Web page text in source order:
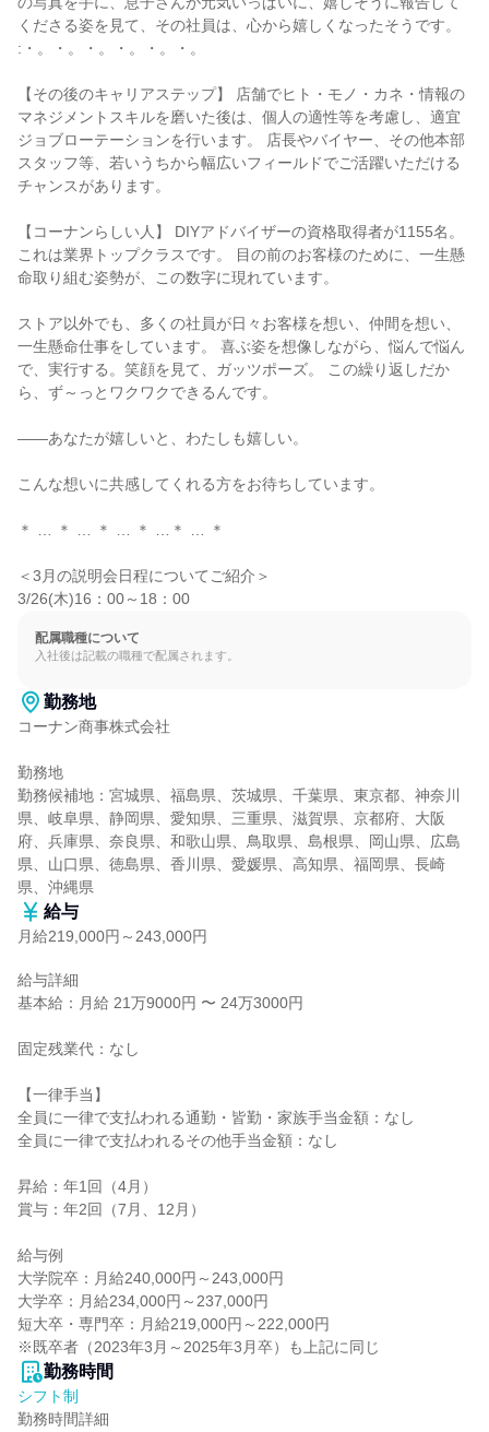
くださる姿を見て、その社員は、心から嬉しくなったそうです。
:・。・。・。・。・。・。
【その後のキャリアステップ】 店舗でヒト・モノ・カネ・情報の
マネジメントスキルを磨いた後は、個人の適性等を考慮し、適宜
ジョブローテーションを行います。 店長やバイヤー、その他本部
スタッフ等、若いうちから幅広いフィールドでご活躍いただける
チャンスがあります。
【コーナンらしい人】 DIYアドバイザーの資格取得者が1155名。
これは業界トップクラスです。 目の前のお客様のために、一生懸
命取り組む姿勢が、この数字に現れています。
ストア以外でも、多くの社員が日々お客様を想い、仲間を想い、
一生懸命仕事をしています。 喜ぶ姿を想像しながら、悩んで悩ん
で、実行する。笑顔を見て、ガッツポーズ。 この繰り返しだか
ら、ず～っとワクワクできるんです。
――あなたが嬉しいと、わたしも嬉しい。
こんな想いに共感してくれる方をお待ちしています。
＊ … ＊ … ＊ … ＊ …＊ … ＊
＜3月の説明会日程についてご紹介＞
3/26(木)16：00～18：00
配属職種について
入社後は記載の職種で配属されます。
勤務地
コーナン商事株式会社
勤務地
勤務候補地：宮城県、福島県、茨城県、千葉県、東京都、神奈川
県、岐阜県、静岡県、愛知県、三重県、滋賀県、京都府、大阪
府、兵庫県、奈良県、和歌山県、鳥取県、島根県、岡山県、広島
県、山口県、徳島県、香川県、愛媛県、高知県、福岡県、長崎
県、沖縄県
給与
月給219,000円～243,000円
給与詳細
基本給：月給 21万9000円 〜 24万3000円
固定残業代：なし
【一律手当】
全員に一律で支払われる通勤・皆勤・家族手当金額：なし
全員に一律で支払われるその他手当金額：なし
昇給：年1回（4月）
賞与：年2回（7月、12月）
給与例
大学院卒：月給240,000円～243,000円
大学卒：月給234,000円～237,000円
短大卒・専門卒：月給219,000円～222,000円
※既卒者（2023年3月～2025年3月卒）も上記に同じ
勤務時間
シフト制
勤務時間詳細